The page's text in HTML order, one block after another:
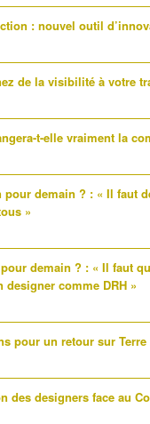
: nouvel outil
de la visibilité à votre
t-elle vraiment la
pour demain ? : « Il faut
»
demain ? : « Il faut
designer comme DRH »
pour un retour sur Terre
des designers face au